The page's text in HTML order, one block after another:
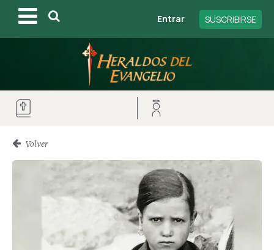
Entrar SUSCRIBIRSE
Volver